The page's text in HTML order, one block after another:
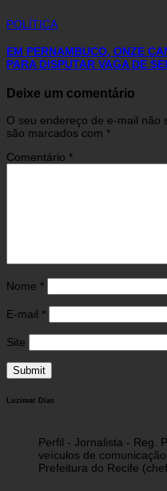
POLÍTICA
EM PERNAMBUCO, ONZE
PARA DISPUTAR VAGA DE
Deixe um comentário
O seu endereço de e-mail não
são marcados com *
Comentário *
Nome *
E-mail *
Site
Luzimar Dias
Perfil - Jornalista - Reg.
veículos de
Prefeitura do Recife